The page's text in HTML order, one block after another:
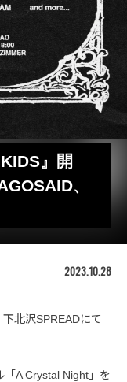
』開
、
2023.10.28
北沢SPREADにて
A Crystal Night」を